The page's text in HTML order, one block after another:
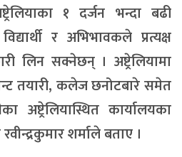
१ दर्जन भन्दा बढी
र अभिभावकले प्रत्यक्ष
लिन सक्नेछन् । अष्ट्रेलियामा
तयारी, कलेज छनोटबारे समेत
अष्ट्रेलियास्थित कार्यालयका
शर्माले बताए ।